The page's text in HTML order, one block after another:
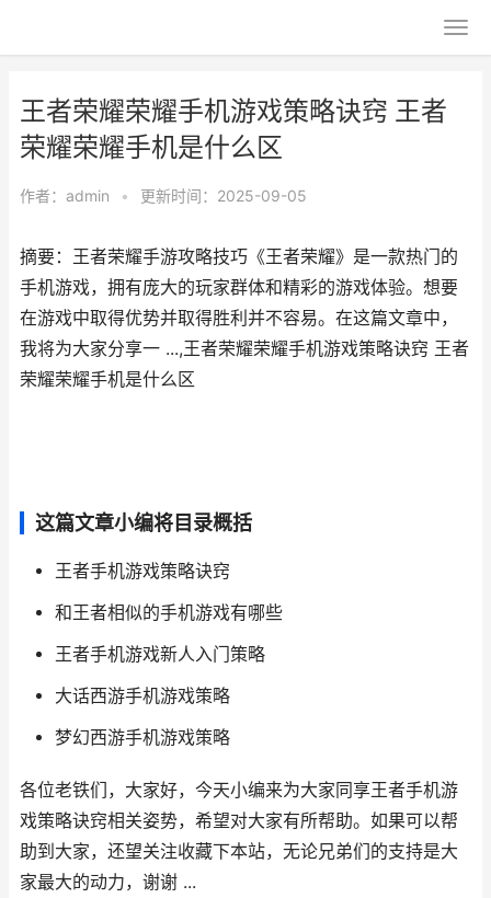
王者荣耀荣耀手机游戏策略诀窍 王者
荣耀荣耀手机是什么区
作者： admin • 更新时间：2025-09-05
摘要：王者荣耀手游攻略技巧《王者荣耀》是一款热门的
手机游戏，拥有庞大的玩家群体和精彩的游戏体验。想要
在游戏中取得优势并取得胜利并不容易。在这篇文章中，
我将为大家分享一 ...,王者荣耀荣耀手机游戏策略诀窍 王者
荣耀荣耀手机是什么区
这篇文章小编将目录概括
王者手机游戏策略诀窍
和王者相似的手机游戏有哪些
王者手机游戏新人入门策略
大话西游手机游戏策略
梦幻西游手机游戏策略
各位老铁们，大家好，今天小编来为大家同享王者手机游
戏策略诀窍相关姿势，希望对大家有所帮助。如果可以帮
助到大家，还望关注收藏下本站，无论兄弟们的支持是大
家最大的动力，谢谢 ...